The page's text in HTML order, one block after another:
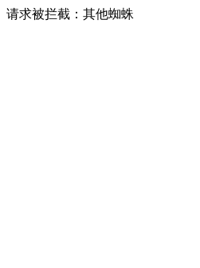
请求被拦截：其他蜘蛛